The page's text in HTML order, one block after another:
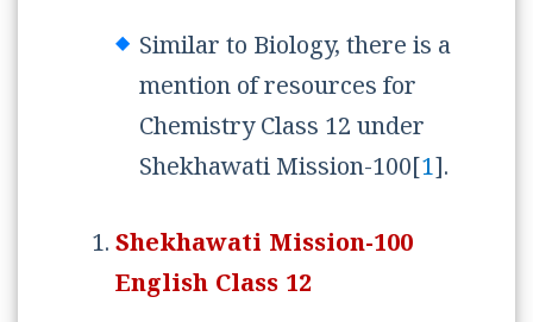
Similar to Biology, there is a
mention of resources for
Chemistry Class 12 under
Shekhawati Mission-100[1].
Shekhawati Mission-100
English Class 12